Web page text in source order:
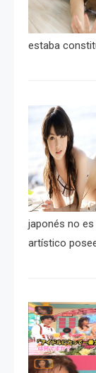
estaba
japonés no
artístico